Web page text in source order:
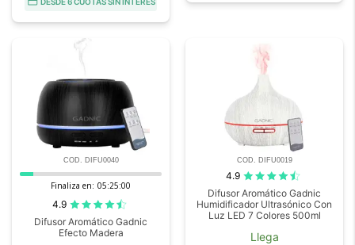
COD. DIFU0040
Finaliza en: 05:24:59
4.9
Difusor Aromático Gadnic
Efecto Madera
COD. DIFU0019
4.9
Difusor Aromático Gadnic
Humidificador Ultrasónico Con
Luz LED 7 Colores 500ml
Llega